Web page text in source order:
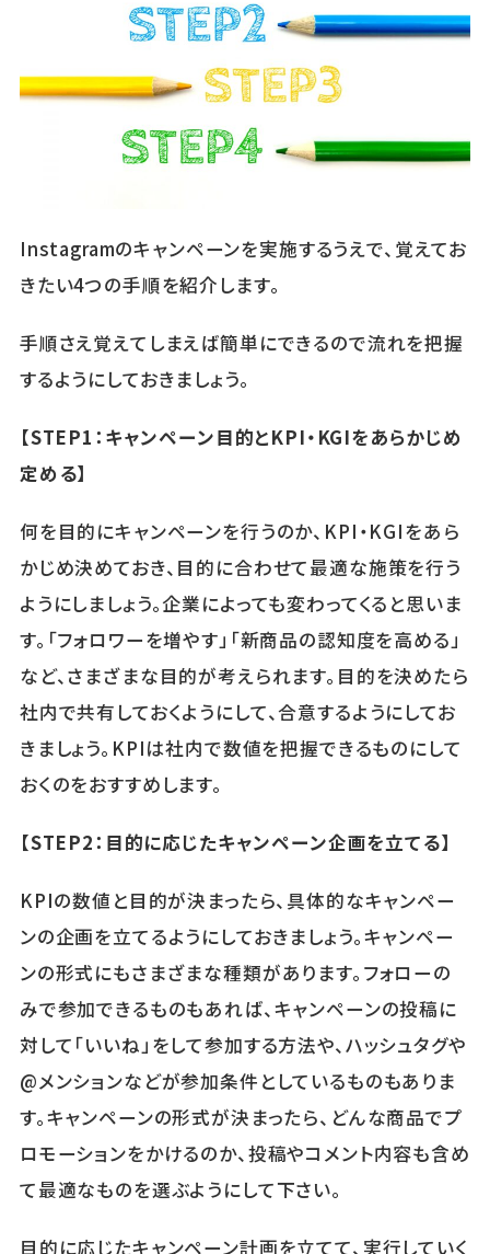
Instagramのキャンペーンを実施するうえで、覚えてお
きたい4つの手順を紹介します。
手順さえ覚えてしまえば簡単にできるので流れを把握
するようにしておきましょう。
【STEP1：キャンペーン目的とKPI・KGIをあらかじめ
定める】
何を目的にキャンペーンを行うのか、KPI・KGIをあら
かじめ決めておき、目的に合わせて最適な施策を行う
ようにしましょう。企業によっても変わってくると思いま
す。「フォロワーを増やす」「新商品の認知度を高める」
など、さまざまな目的が考えられます。目的を決めたら
社内で共有しておくようにして、合意するようにしてお
きましょう。KPIは社内で数値を把握できるものにして
おくのをおすすめします。
【STEP2：目的に応じたキャンペーン企画を立てる】
KPIの数値と目的が決まったら、具体的なキャンペー
ンの企画を立てるようにしておきましょう。キャンペー
ンの形式にもさまざまな種類があります。フォローの
みで参加できるものもあれば、キャンペーンの投稿に
対して「いいね」をして参加する方法や、ハッシュタグや
@メンションなどが参加条件としているものもありま
す。キャンペーンの形式が決まったら、どんな商品でプ
ロモーションをかけるのか、投稿やコメント内容も含め
て最適なものを選ぶようにして下さい。
目的に応じたキャンペーン計画を立てて、実行していく